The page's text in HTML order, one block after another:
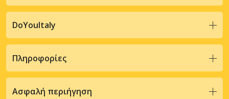
DoYouItaly
Πληροφορίες
Ασφαλή περιήγηση